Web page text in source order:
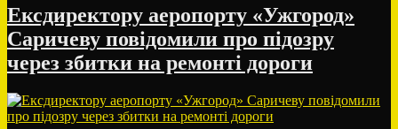
розглядає
підтримку
операції
США
проти
—
The
Ексдиректору аеропорту «Ужгород»
Саричеву повідомили про підозру
через збитки на ремонті дороги